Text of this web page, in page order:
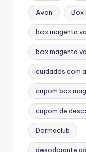
Avon Box
box magenta
box magenta
cuidados com
cupom box
cupom de
Dermaclub
desodorante